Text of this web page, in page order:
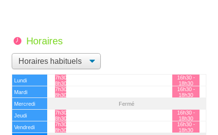
Horaires
Lundi
7h30 -
8h30
16h30 -
18h30
Mardi
7h30 -
8h30
16h30 -
18h30
Mercredi
Fermé
Jeudi
7h30 -
8h30
16h30 -
18h30
Vendredi
7h30 -
8h30
16h30 -
18h30